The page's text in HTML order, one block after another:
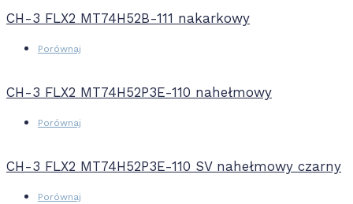
CH-3 FLX2 MT74H52B-111 nakarkowy
Porównaj
CH-3 FLX2 MT74H52P3E-110 nahełmowy
Porównaj
CH-3 FLX2 MT74H52P3E-110 SV nahełmowy czarny
Porównaj